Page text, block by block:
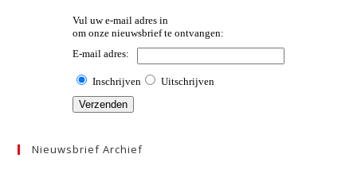
Nieuwsbrief Archief